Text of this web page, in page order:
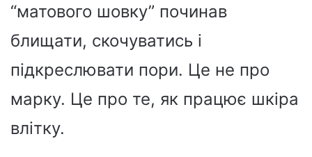
“матового шовку” починав
блищати, скочуватись і
підкреслювати пори. Це не про
марку. Це про те, як працює шкіра
влітку.